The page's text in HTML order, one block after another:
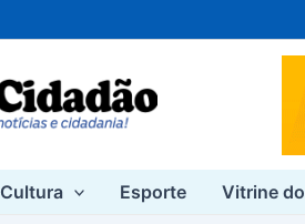
Cultura Esporte Vitrine